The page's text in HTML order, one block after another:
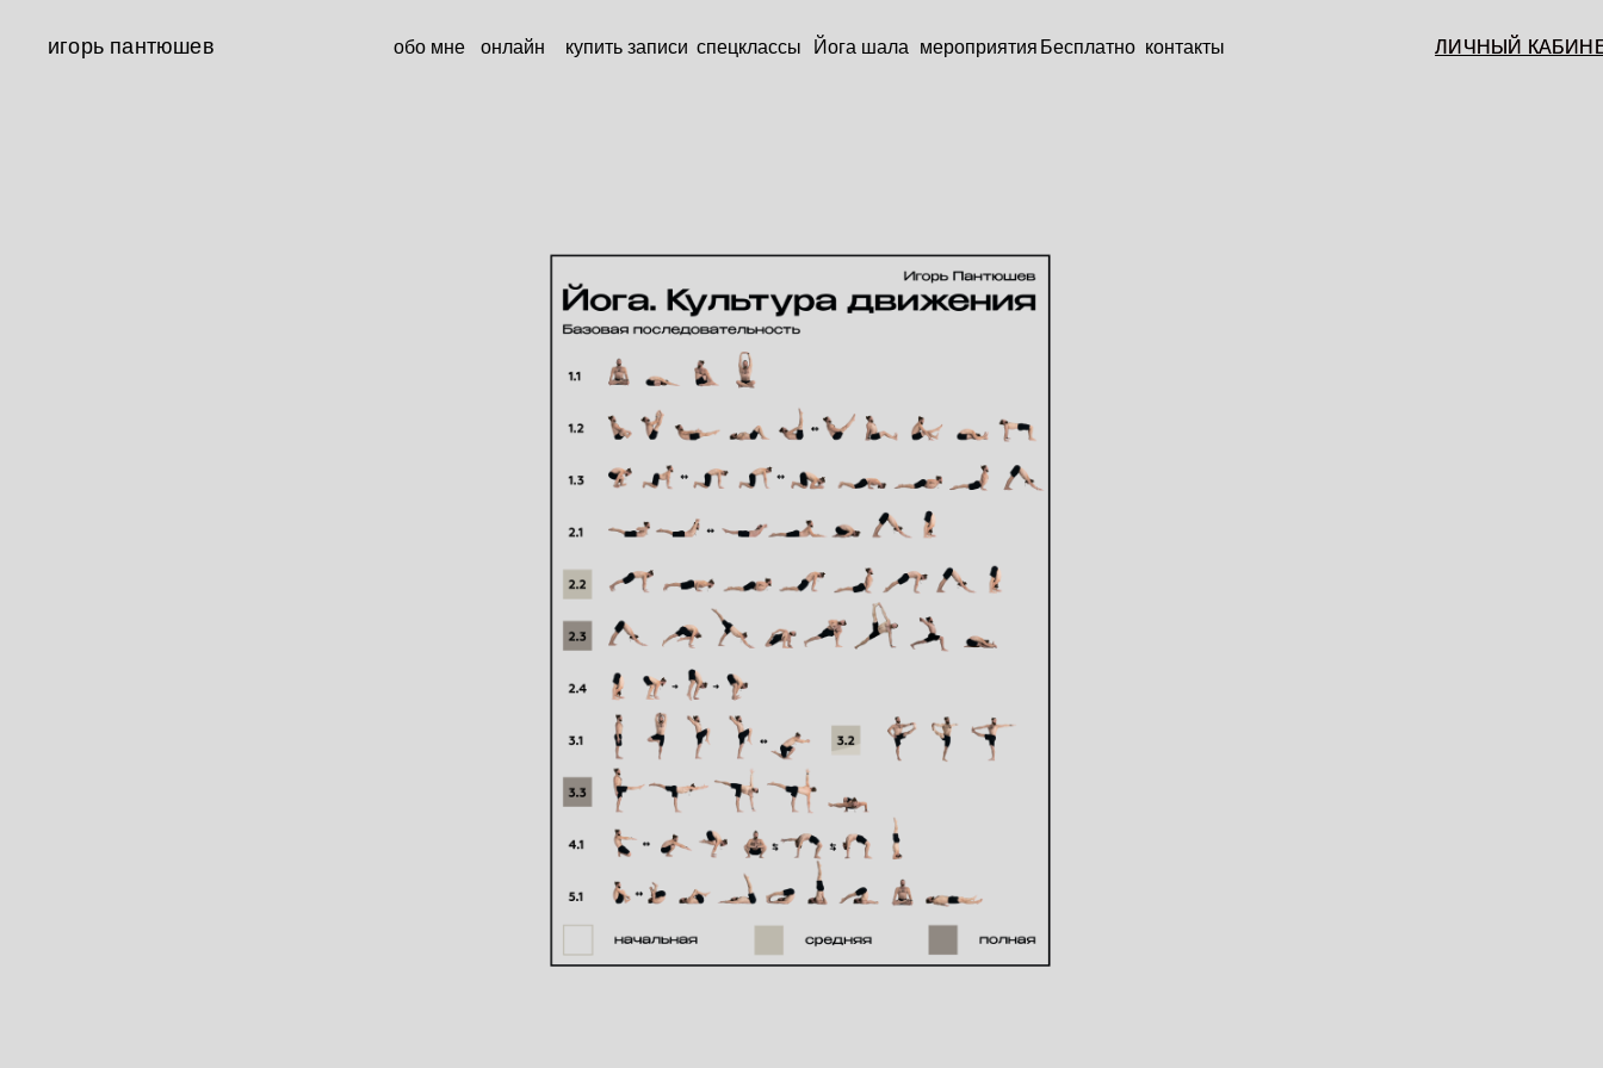
игорь пантюшев ЛИЧНЫЙ
ЛИЧНЫЙ
контакты
мероприятия
купить записи
онлайн
обо мне Бесплатно
Йога шала
спецклассы